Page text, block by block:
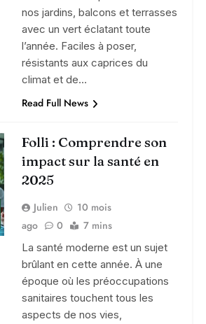
nos jardins, balcons et terrasses
avec un vert éclatant toute
l’année. Faciles à poser,
résistants aux caprices du
climat et de…
Read Full News
Folli : Comprendre son
impact sur la santé en
2025
Julien
10 mois
ago
0 7 mins
La santé moderne est un sujet
brûlant en cette année. À une
époque où les préoccupations
sanitaires touchent tous les
aspects de nos vies,